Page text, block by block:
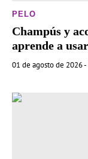
PELO
Champús y
aprende a
01 de agosto de 2026